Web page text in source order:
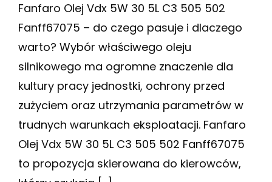
Fanfaro Olej Vdx 5W 30 5L C3 505 502
Fanff67075 – do czego pasuje i dlaczego
warto? Wybór właściwego oleju
silnikowego ma ogromne znaczenie dla
kultury pracy jednostki, ochrony przed
zużyciem oraz utrzymania parametrów w
trudnych warunkach eksploatacji. Fanfaro
Olej Vdx 5W 30 5L C3 505 502 Fanff67075
to propozycja skierowana do kierowców,